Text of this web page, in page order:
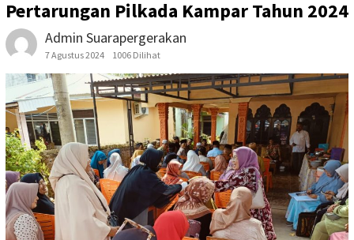
Pertarungan Pilkada Kampar Tahun 2024
Admin Suarapergerakan
7 Agustus 2024 1006 Dilihat